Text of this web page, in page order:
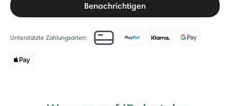
Benachrichtigen
Unterstützte Zahlungsarten: